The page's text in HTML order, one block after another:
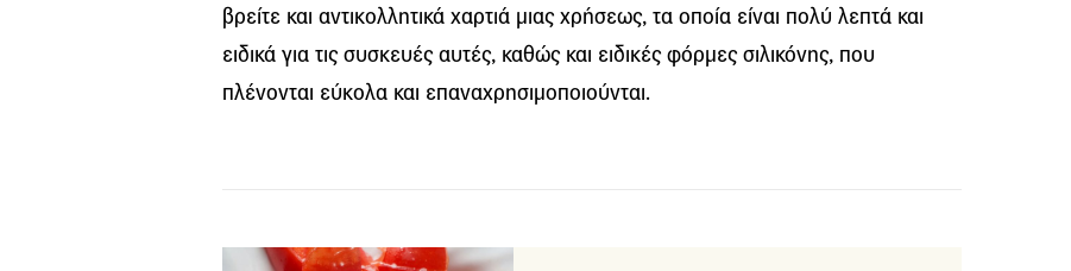
βρείτε και αντικολλητικά χαρτιά μιας χρήσεως, τα οποία είναι πολύ λεπτά και
ειδικά για τις συσκευές αυτές, καθώς και ειδικές φόρμες σιλικόνης, που
πλένονται εύκολα και επαναχρησιμοποιούνται.